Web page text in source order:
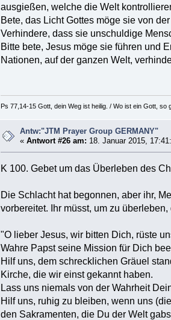
ausgießen, welche die Welt
Bete, das Licht Gottes möge sie von
Verhindere, dass sie unschuldige
Bitte bete, Jesus möge sie führen und
Nationen, auf der ganzen Welt,
Ps 77,14-15 Gott, dein Weg ist heilig. / Wo ist ein Gott,
Antw:"JTM Prayer Group GERMANY"
«Antwort #26 am: 18. Januar 2015,
K 100. Gebet um das Überleben des
Die Schlacht hat begonnen, aber ihr,
vorbereitet. Ihr müsst, um zu
"O lieber Jesus, wir bitten Dich, rüste
Wahre Papst seine Mission für Dich
Hilf uns, dem schrecklichen Gräuel
Kirche, die wir einst gekannt haben.
Lass uns niemals von der Wahrheit
Hilf uns, ruhig zu bleiben, wenn uns
den Sakramenten, die Du der Welt